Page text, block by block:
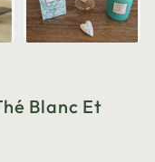
Blanc Et